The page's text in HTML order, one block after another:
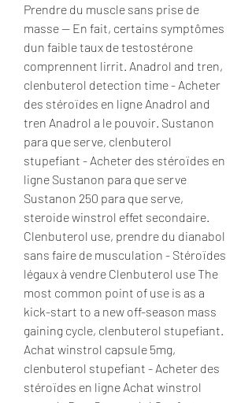
Prendre du muscle sans prise de
masse -- En fait, certains symptômes
dun faible taux de testostérone
comprennent lirrit. Anadrol and tren,
clenbuterol detection time - Acheter
des stéroïdes en ligne Anadrol and
tren Anadrol a le pouvoir. Sustanon
para que serve, clenbuterol
stupefiant - Acheter des stéroïdes en
ligne Sustanon para que serve
Sustanon 250 para que serve,
steroide winstrol effet secondaire.
Clenbuterol use, prendre du dianabol
sans faire de musculation - Stéroïdes
légaux à vendre Clenbuterol use The
most common point of use is as a
kick-start to a new off-season mass
gaining cycle, clenbuterol stupefiant.
Achat winstrol capsule 5mg,
clenbuterol stupefiant - Acheter des
stéroïdes en ligne Achat winstrol